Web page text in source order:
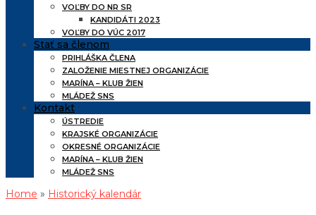
VOĽBY DO NR SR
KANDIDÁTI 2023
VOĽBY DO VÚC 2017
Stať sa členom
PRIHLÁŠKA ČLENA
ZALOŽENIE MIESTNEJ ORGANIZÁCIE
MARÍNA – KLUB ŽIEN
MLÁDEŽ SNS
Kontakt
ÚSTREDIE
KRAJSKÉ ORGANIZÁCIE
OKRESNÉ ORGANIZÁCIE
MARÍNA – KLUB ŽIEN
MLÁDEŽ SNS
Home » Historický kalendár